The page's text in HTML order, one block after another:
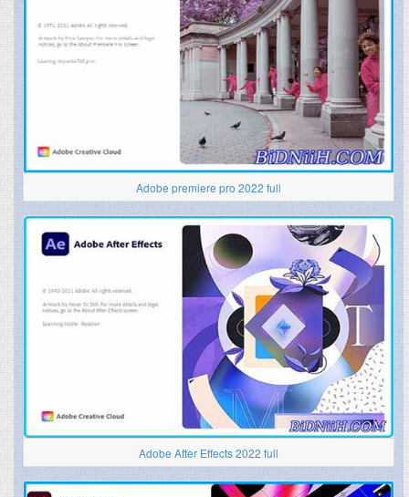
Adobe premiere pro 2022 full
Adobe After Effects 2022 full